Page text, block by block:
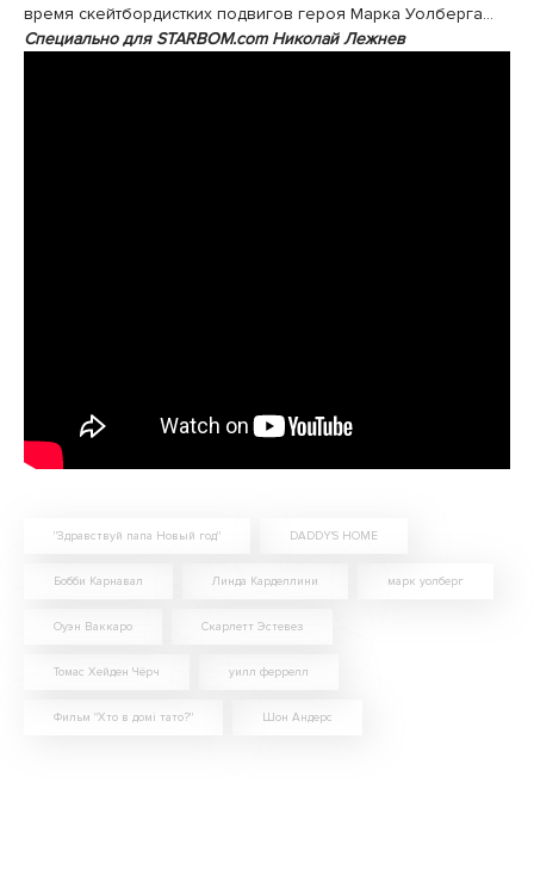
время скейтбордистких подвигов героя Марка Уолберга…
Специально для STARBOM.com Николай Лежнев
"Здравствуй папа Новый год" DADDY'S HOME
Бобби Карнавал Линда Карделлини марк уолберг
Оуэн Ваккаро Скарлетт Эстевез
Томас Хейден Чёрч уилл феррелл
Фильм "Хто в домi тато?" Шон Андерс